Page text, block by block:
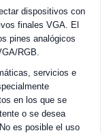
dispositivos con
finales VGA. El
pines analógicos
RGB.
servicios e
en los que se
o se desea
es posible el uso